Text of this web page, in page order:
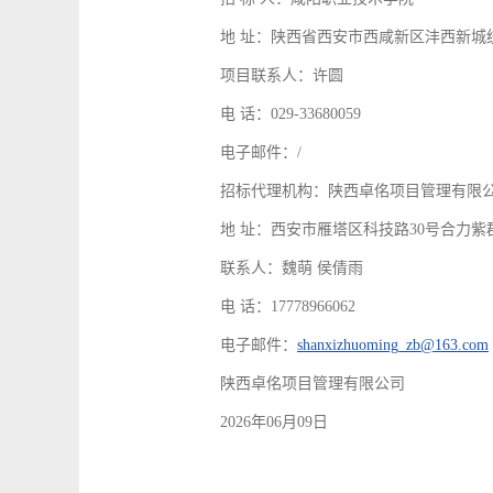
地 址：陕西省西安市西咸新区沣西新城
项目联系人：许圆
电 话：029-33680059
电子邮件：/
招标代理机构：陕西卓佲项目管理有限
地 址：西安市雁塔区科技路30号合力紫
联系人：魏萌 侯倩雨
电 话：17778966062
电子邮件： shanxizhuoming_zb@163.com
陕西卓佲项目管理有限公司
2026年06月09日